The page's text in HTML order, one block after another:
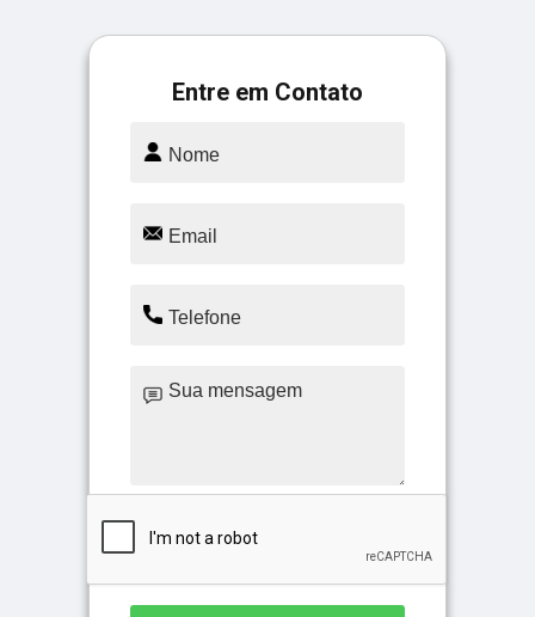
Entre em Contato